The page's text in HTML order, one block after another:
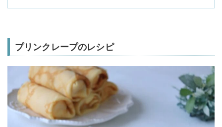
プリンクレープのレシピ